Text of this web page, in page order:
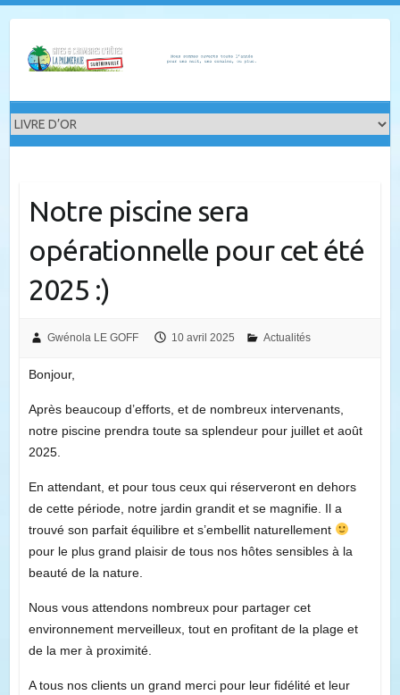
content
Notre piscine sera
opérationnelle pour cet été
2025 :)
Gwénola LE GOFF 10 avril 2025 Actualités
Bonjour,
Après beaucoup d’efforts, et de nombreux intervenants,
notre piscine prendra toute sa splendeur pour juillet et août
2025.
En attendant, et pour tous ceux qui réserveront en dehors
de cette période, notre jardin grandit et se magnifie. Il a
trouvé son parfait équilibre et s’embellit naturellement
pour le plus grand plaisir de tous nos hôtes sensibles à la
beauté de la nature.
Nous vous attendons nombreux pour partager cet
environnement merveilleux, tout en profitant de la plage et
de la mer à proximité.
A tous nos clients un grand merci pour leur fidélité et leur